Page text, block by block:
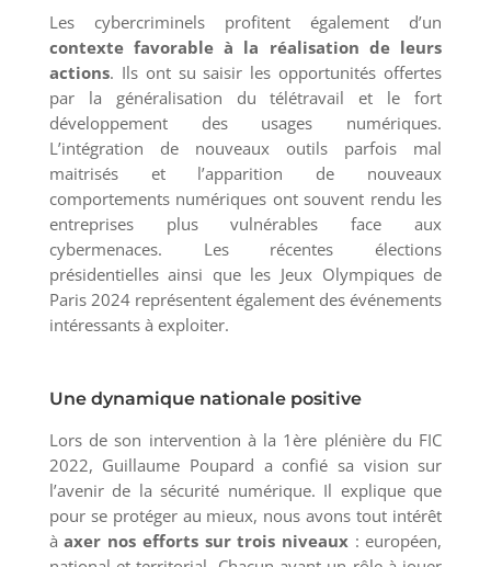
Les cybercriminels profitent également d’un
contexte favorable à la réalisation de leurs
actions. Ils ont su saisir les opportunités offertes
par la généralisation du télétravail et le fort
développement des usages numériques.
L’intégration de nouveaux outils parfois mal
maitrisés et l’apparition de nouveaux
comportements numériques ont souvent rendu les
entreprises plus vulnérables face aux
cybermenaces. Les récentes élections
présidentielles ainsi que les Jeux Olympiques de
Paris 2024 représentent également des événements
intéressants à exploiter.
Une dynamique nationale positive
Lors de son intervention à la 1ère plénière du FIC
2022, Guillaume Poupard a confié sa vision sur
l’avenir de la sécurité numérique. Il explique que
pour se protéger au mieux, nous avons tout intérêt
àaxer nos efforts sur trois niveaux: européen,